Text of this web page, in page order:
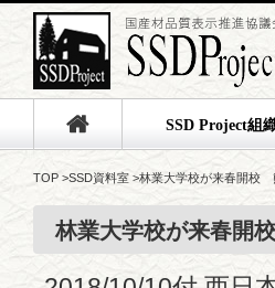
SSD Project組
TOP >SSD資料室 >林業大学校が来春開校
林業大学校が来春開